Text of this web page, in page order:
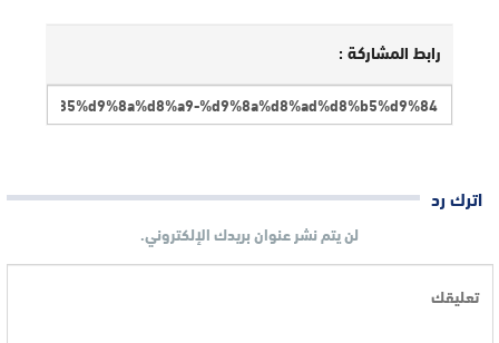
رابط المشاركة :
اترك رد
لن يتم نشر عنوان بريدك الإلكتروني.